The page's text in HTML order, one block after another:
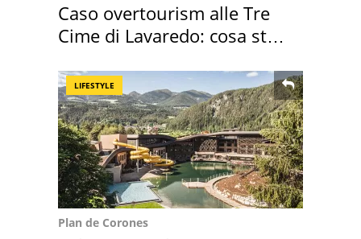
Caso overtourism alle Tre
Cime di Lavaredo: cosa sta
LIFESTYLE
Plan de Corones